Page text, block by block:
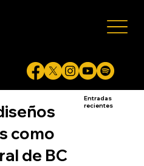
como
de BC
Entradas
recientes